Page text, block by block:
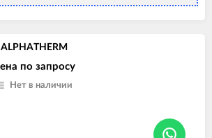
по запросу
Нет в наличии